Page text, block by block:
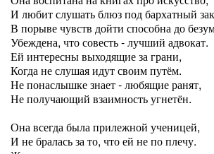
И любит слушать блюз под бархатный
В порыве чувств дойти способна до
Убеждена, что совесть - лучший адвокат.
Ей интересны выходящие за грани,
Когда не слушая идут своим путём.
Не понаслышке знает - любящие ранят,
Не получающий взаимность угнетён.
Она всегда была прилежной ученицей,
И не бралась за то, что ей не по плечу.